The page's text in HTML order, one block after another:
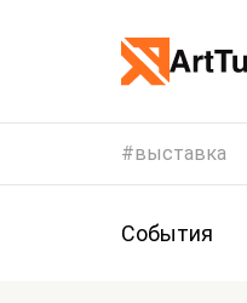
выставка
События